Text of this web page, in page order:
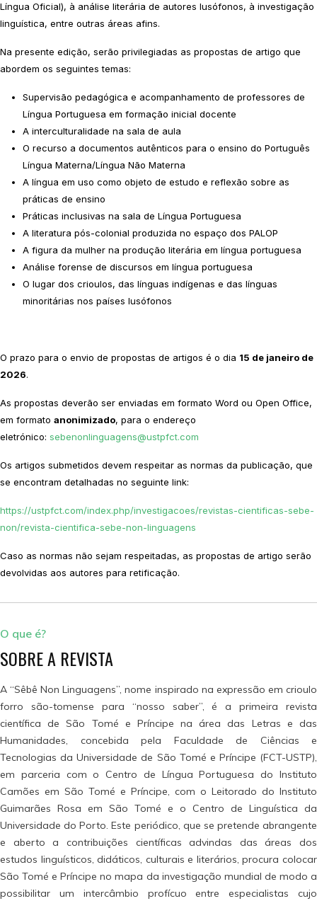
Língua Oficial), à análise literária de autores lusófonos, à investigação
linguística, entre outras áreas afins.
Na presente edição, serão privilegiadas as propostas de artigo que
abordem os seguintes temas:
Supervisão pedagógica e acompanhamento de professores de
Língua Portuguesa em formação inicial docente
A interculturalidade na sala de aula
O recurso a documentos autênticos para o ensino do Português
Língua Materna/Língua Não Materna
A língua em uso como objeto de estudo e reflexão sobre as
práticas de ensino
Práticas inclusivas na sala de Língua Portuguesa
A literatura pós-colonial produzida no espaço dos PALOP
A figura da mulher na produção literária em língua portuguesa
Análise forense de discursos em língua portuguesa
O lugar dos crioulos, das línguas indígenas e das línguas
minoritárias nos países lusófonos
O prazo para o envio de propostas de artigos é o dia 15 de janeiro de
2026.
As propostas deverão ser enviadas em formato Word ou Open Office,
em formato anonimizado, para o endereço
eletrónico: sebenonlinguagens@ustpfct.com
Os artigos submetidos devem respeitar as normas da publicação, que
se encontram detalhadas no seguinte link:
https://ustpfct.com/index.php/investigacoes/revistas-cientificas-sebe-
non/revista-cientifica-sebe-non-linguagens
Caso as normas não sejam respeitadas, as propostas de artigo serão
devolvidas aos autores para retificação.
O que é?
SOBRE A REVISTA
A “Sêbê Non Linguagens”, nome inspirado na expressão em crioulo
forro são-tomense para “nosso saber”, é a primeira revista
científica de São Tomé e Príncipe na área das Letras e das
Humanidades, concebida pela Faculdade de Ciências e
Tecnologias da Universidade de São Tomé e Príncipe (FCT-USTP),
em parceria com o Centro de Língua Portuguesa do Instituto
Camões em São Tomé e Príncipe, com o Leitorado do Instituto
Guimarães Rosa em São Tomé e o Centro de Linguística da
Universidade do Porto. Este periódico, que se pretende abrangente
e aberto a contribuições científicas advindas das áreas dos
estudos linguísticos, didáticos, culturais e literários, procura colocar
São Tomé e Príncipe no mapa da investigação mundial de modo a
possibilitar um intercâmbio profícuo entre especialistas cujo